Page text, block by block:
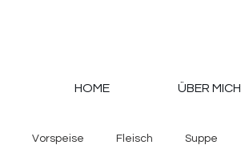
HOME ÜBER MICH
Vorspeise Fleisch Suppe